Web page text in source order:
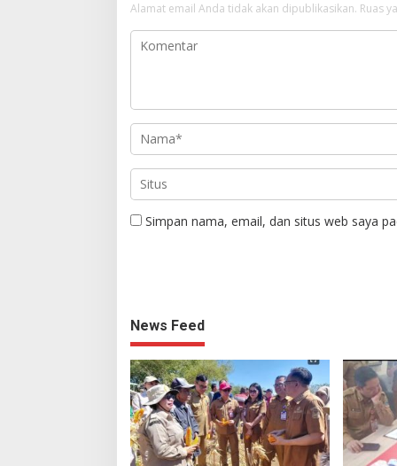
Alamat email Anda tidak akan dipublikasikan. Ruas
Simpan nama, email, dan situs web saya
News Feed